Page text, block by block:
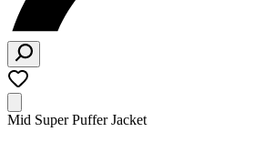
Mid Super Puffer Jacket